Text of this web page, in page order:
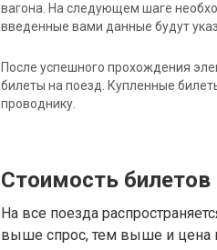
вагона. На следующем шаге
введенные вами данные будут
После успешного прохождения
билеты на поезд. Купленные
проводнику.
Стоимость
На все поезда
выше спрос, тем выше и цена